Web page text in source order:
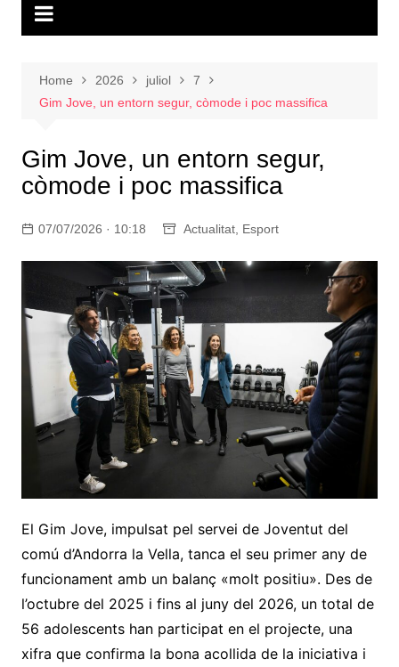
Home 2026 juliol
7
Gim Jove, un entorn segur, còmode i poc massifica
Gim Jove, un entorn segur,
còmode i poc massifica
07/07/2026 · 10:18 Actualitat, Esport
El Gim Jove, impulsat pel servei de Joventut del
comú d’Andorra la Vella, tanca el seu primer any de
funcionament amb un balanç «molt positiu». Des de
l’octubre del 2025 i fins al juny del 2026, un total de
56 adolescents han participat en el projecte, una
xifra que confirma la bona acollida de la iniciativa i